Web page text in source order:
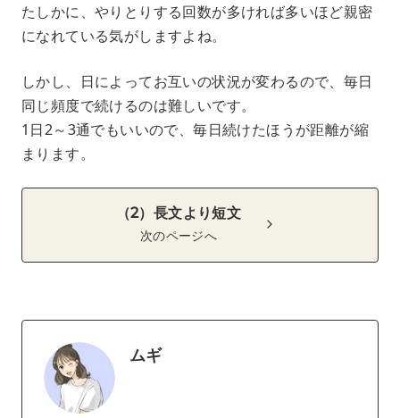
たしかに、やりとりする回数が多ければ多いほど親密
になれている気がしますよね。
しかし、日によってお互いの状況が変わるので、毎日
同じ頻度で続けるのは難しいです。
1日2～3通でもいいので、毎日続けたほうが距離が縮
まります。
（2）長文より短文
次のページへ
ムギ